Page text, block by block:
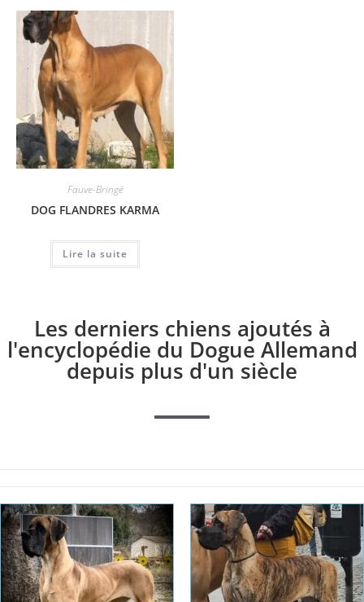
Fauve-Bringé
DOG FLANDRES KARMA
Lire la suite
Les derniers chiens ajoutés à
l'encyclopédie du Dogue Allemand
depuis plus d'un siècle